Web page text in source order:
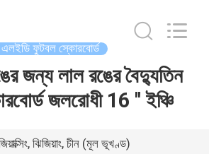
এলইডি ফুটবল স্কোরবোর্ড
জন্য লাল রঙের বৈদ্যুতিন
জলরোধী 16 '' ইঞ্চি
ঝিজিয়াং, চীন (মূল ভূখণ্ড)